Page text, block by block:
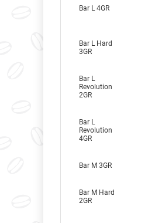
Bar L 4GR
Bar L Hard
3GR
Bar L
Revolution
2GR
Bar L
Revolution
4GR
Bar M 3GR
Bar M Hard
2GR